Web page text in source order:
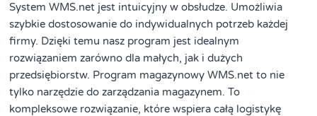
System WMS.net jest intuicyjny w obsłudze. Umożliwia
szybkie dostosowanie do indywidualnych potrzeb każdej
firmy. Dzięki temu nasz program jest idealnym
rozwiązaniem zarówno dla małych, jak i dużych
przedsiębiorstw. Program magazynowy WMS.net to nie
tylko narzędzie do zarządzania magazynem. To
kompleksowe rozwiązanie, które wspiera całą logistykę